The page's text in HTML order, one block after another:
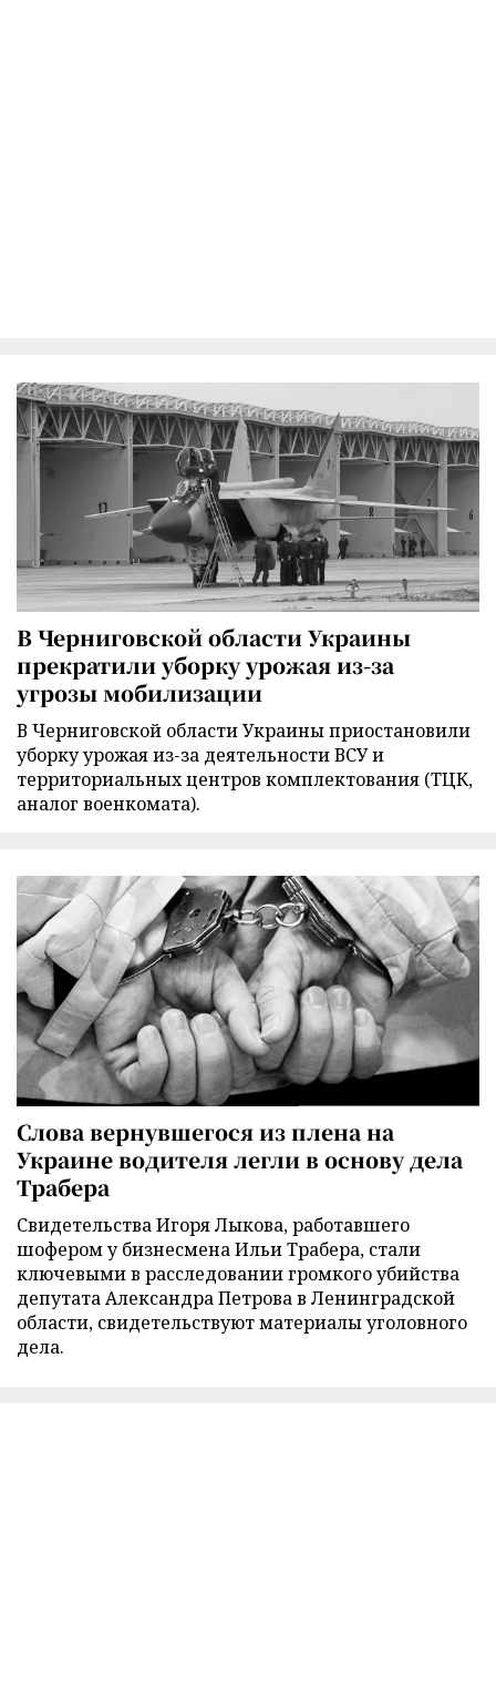
В Черниговской области Украины
прекратили уборку урожая из-за
угрозы мобилизации
В Черниговской области Украины приостановили
уборку урожая из-за деятельности ВСУ и
территориальных центров комплектования (ТЦК,
аналог военкомата).
Слова вернувшегося из плена на
Украине водителя легли в основу дела
Трабера
Свидетельства Игоря Лыкова, работавшего
шофером у бизнесмена Ильи Трабера, стали
ключевыми в расследовании громкого убийства
депутата Александра Петрова в Ленинградской
области, свидетельствуют материалы уголовного
дела.